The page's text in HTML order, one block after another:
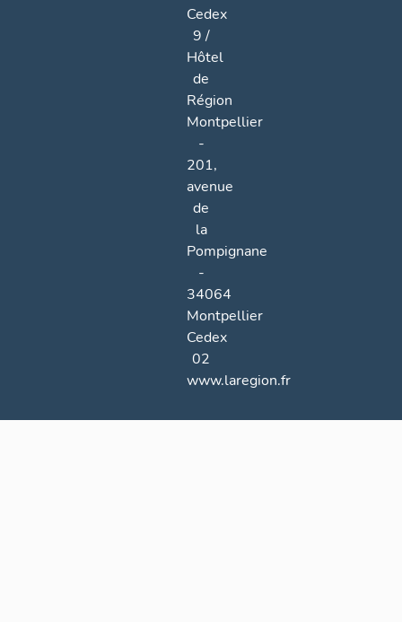
Cedex
9 /
Hôtel
de
Région
Montpellier
-
201,
avenue
de
la
Pompignane
-
34064
Montpellier
Cedex
02
www.laregion.fr